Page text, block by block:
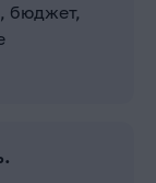
бюджет,